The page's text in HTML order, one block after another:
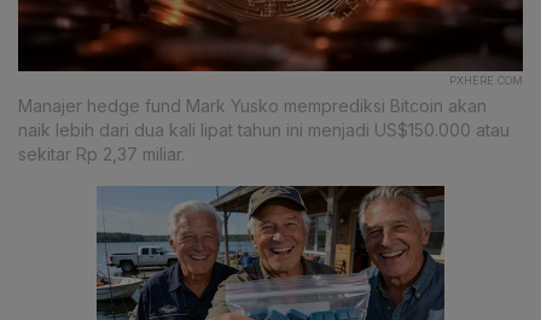
PXHERE.COM
Manajer hedge fund Mark Yusko memprediksi Bitcoin akan
naik lebih dari dua kali lipat tahun ini menjadi US$150.000 atau
sekitar Rp 2,37 miliar.